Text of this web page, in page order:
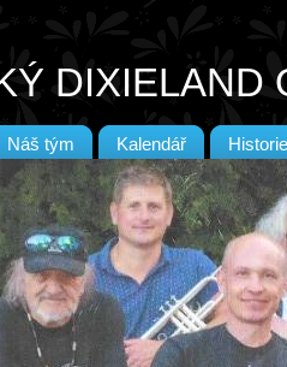
DIXIELAND
Náš tým Kalendář